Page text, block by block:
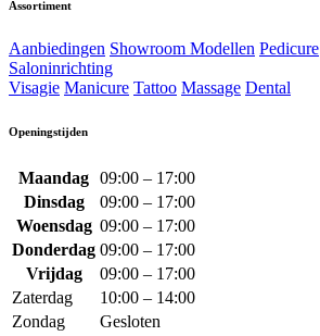
Assortiment
Aanbiedingen Showroom Modellen Pedicure
Saloninrichting
Visagie Manicure Tattoo Massage Dental
Openingstijden
Maandag 09:00 – 17:00
Dinsdag
09:00 – 17:00
Woensdag 09:00 – 17:00
Donderdag 09:00 – 17:00
Vrijdag
09:00 – 17:00
Zaterdag
10:00 – 14:00
Zondag
Gesloten